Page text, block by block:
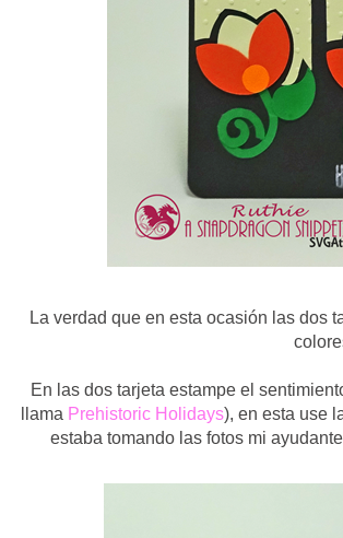
La verdad que en esta ocasión las dos
En las dos tarjeta estampe el
llama Prehistoric Holidays), en esta use
estaba tomando las fotos mi